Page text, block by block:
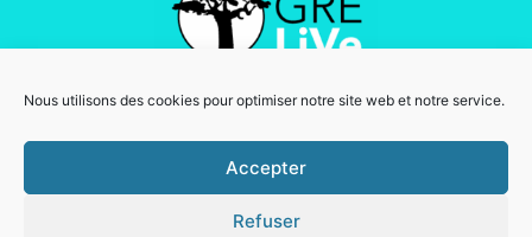
Nous utilisons des cookies pour optimiser notre site web et notre service.
Accepter
Refuser
Association loi 1901
Mentions légales